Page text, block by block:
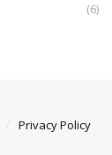
(6)
Privacy Policy